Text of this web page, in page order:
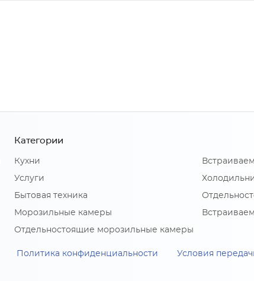
Категории
Кухни
Услуги
Бытовая техника
Морозильные камеры
Отдельностоящие морозильные камеры
Политика конфиденциальности Условия